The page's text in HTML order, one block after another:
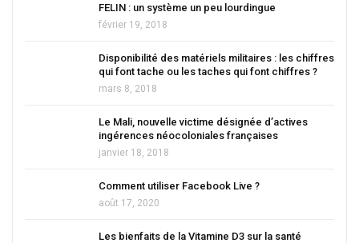
FELIN : un système un peu lourdingue
février 19, 2018
Disponibilité des matériels militaires : les chiffres
qui font tache ou les taches qui font chiffres ?
mars 8, 2018
Le Mali, nouvelle victime désignée d’actives
ingérences néocoloniales françaises
janvier 18, 2018
Comment utiliser Facebook Live ?
août 17, 2020
Les bienfaits de la Vitamine D3 sur la santé